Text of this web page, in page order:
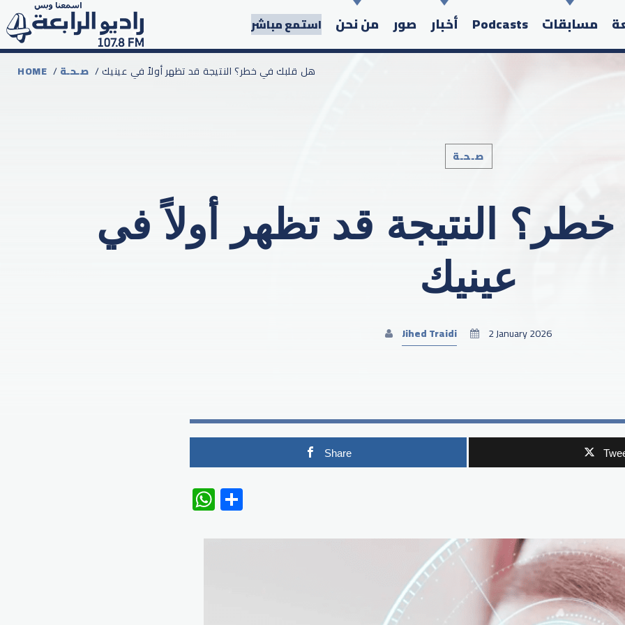
مسابقات Podcasts أخبار صور من نحن استمع مباشر
Search in the website:
HOME /صـحـة / هل قلبك في خطر؟ النتيجة قد تظهر أولاً في عينيك
صـحـة
النتيجة قد تظهر أولاً في
عينيك
Jihed Traidi 2 January 2026
Share
WhatsApp